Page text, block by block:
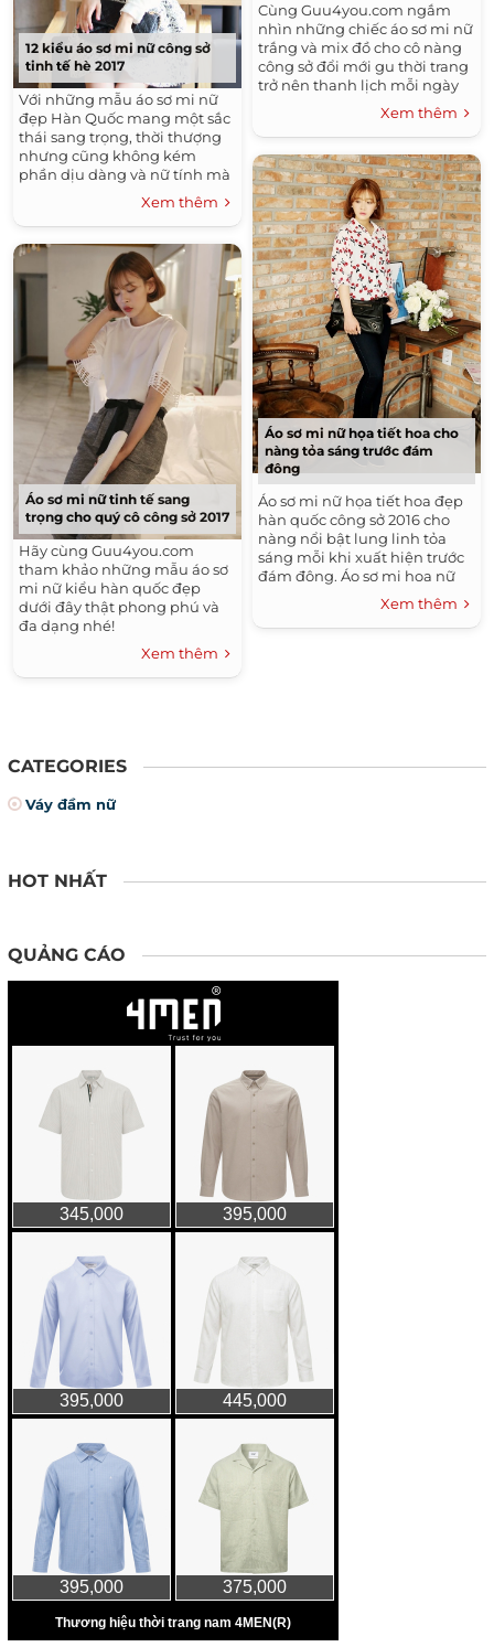
Bộ Sưu Tập Thời Trang Nam Đẹp
Áo Thun Nam Đẹp
Tóc Ngắn Ngang Vai Đẹp
Kiểu Tóc Nam Đẹp
Áo Sơ Mi Nữ Công Sở Đẹp Hàn Quốc 2016
Tóc Xoăn Đẹp
Đầm Đẹp - Váy Đẹp Công Sở Hàn Quốc 2016
Áo Sơ Mi Nam Đẹp
Tóc Tết Đẹp
Áo Khoác Nam Đẹp Hàn Quốc 2015 - 2016 Ấm Áp
Không Lạnh
Tóc Dài Đẹp
Những Kiểu Tóc Nam Đẹp
Tóc Uốn Xoăn Đẹp
Thời Trang Thu Đông Hàn Quốc 2015 - 2016
Tóc Ngắn Đẹp
Thời Trang Hè
Kiểu Tóc Đẹp
Thời Trang Nam Hè 2016
Xu Hướng Tóc Đẹp 2016
Những Kiểu Tóc Đẹp
12 kiểu áo sơ mi nữ công sở
tinh tế hè 2017
Với những mẫu áo sơ mi nữ
đẹp Hàn Quốc mang một sắc
thái sang trọng, thời thượng
nhưng cũng không kém
phần dịu dàng và nữ tính mà
Guu4you.com đã giới thiệu.
Xem thêm
Áo sơ mi nữ tinh tế sang
trọng cho quý cô công sở 2017
Hãy cùng Guu4you.com
tham khảo những mẫu áo sơ
mi nữ kiểu hàn quốc đẹp
dưới đây thật phong phú và
đa dạng nhé!
Xem thêm
Cùng Guu4you.com ngắm
nhìn những chiếc áo sơ mi nữ
trắng và mix đồ cho cô nàng
công sở đổi mới gu thời trang
trở nên thanh lịch mỗi ngày
đến chốn sở làm sau đây nhé!
Xem thêm
Áo sơ mi nữ họa tiết hoa cho
nàng tỏa sáng trước đám
đông
Áo sơ mi nữ họa tiết hoa đẹp
hàn quốc công sở 2016 cho
nàng nổi bật lung linh tỏa
sáng mỗi khi xuất hiện trước
đám đông. Áo sơ mi hoa nữ
đẹp đang ngày càng trở nên
Xem thêm
CATEGORIES
Váy đầm nữ
HOT NHẤT
QUẢNG CÁO